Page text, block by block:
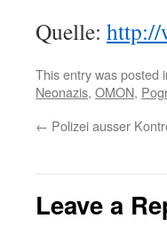
Quelle: http://
This entry was posted
Neonazis, OMON,
← Polizei ausser
Leave a